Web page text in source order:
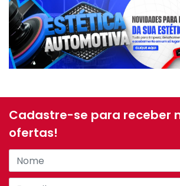
Cadastre-se para receber
ofertas!